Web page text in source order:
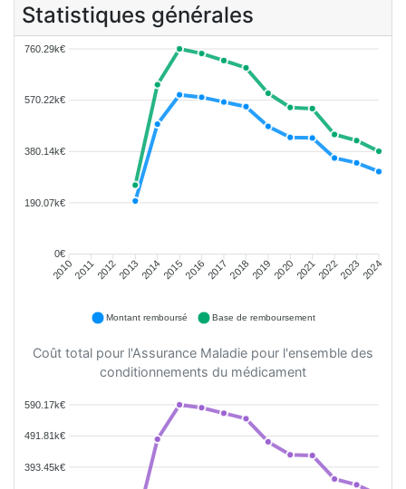
Statistiques générales
760.29k€
570.22k€
380.14k€
190.07k€
0€
201020112012201320142015201620172018201920202021202220232024
Montant remboursé Base de remboursement
Coût total pour l'Assurance Maladie pour l'ensemble des
conditionnements du médicament
590.17k€
491.81k€
393.45k€